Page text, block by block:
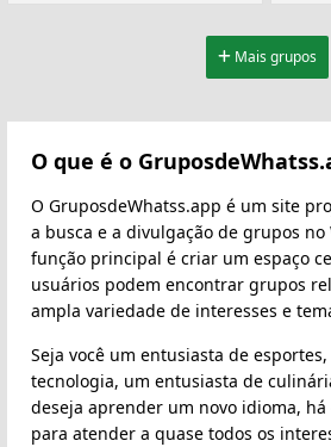
Mais grupos
O que é o
O GruposdeWhatss.app é um site
a busca e a divulgação de grupos no
função principal é criar um espaço
usuários podem encontrar grupos
ampla variedade de interesses e
Seja você um entusiasta de
tecnologia, um entusiasta de
deseja aprender um novo idioma,
para atender a quase todos os